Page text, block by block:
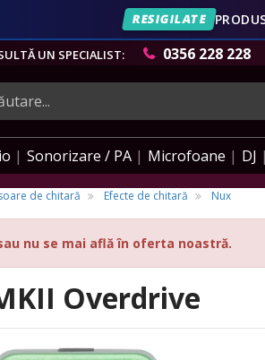
RESIGILATE
UN SPECIALIST:
0356 228 228
Sonorizare / PA Microfoane DJ
de chitară Efecte de chitară Nux
nu se mai află în oferta noastră.
Overdrive